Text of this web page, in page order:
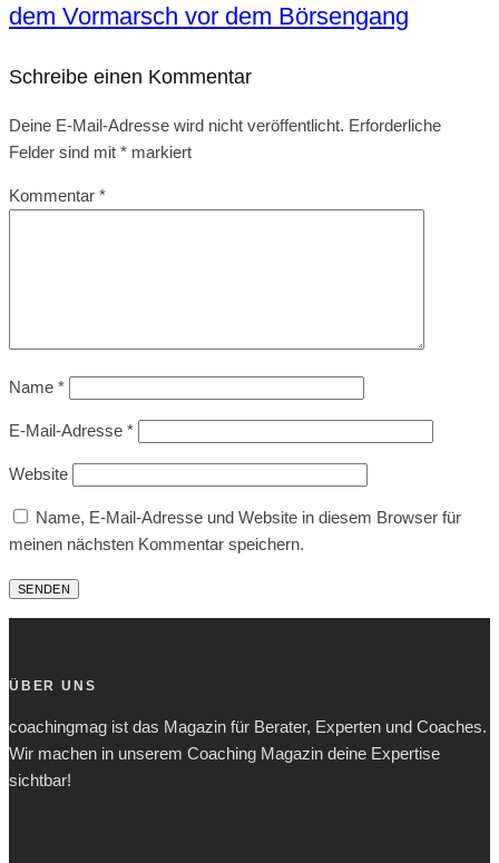
dem Vormarsch vor dem Börsengang
Schreibe einen Kommentar
Deine E-Mail-Adresse wird nicht veröffentlicht. Erforderliche
Felder sind mit * markiert
Kommentar *
Name *
E-Mail-Adresse *
Website
Name, E-Mail-Adresse und Website in diesem Browser für
meinen nächsten Kommentar speichern.
ÜBER UNS
coachingmag ist das Magazin für Berater, Experten und Coaches.
Wir machen in unserem Coaching Magazin deine Expertise
sichtbar!